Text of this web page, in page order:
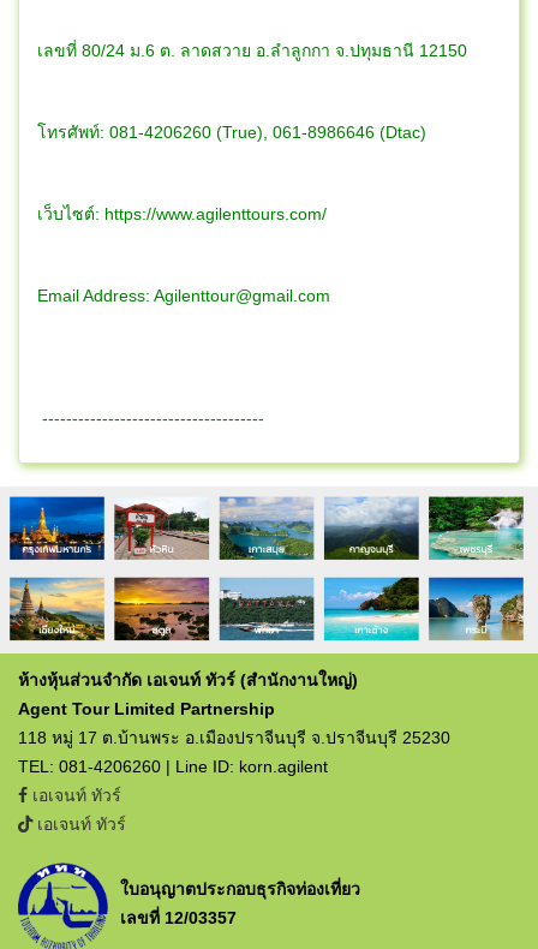
เลขที่ 80/24 ม.6 ต. ลาดสวาย อ.ลำลูกกา จ.ปทุมธานี 12150
โทรศัพท์: 081-4206260 (True), 061-8986646 (Dtac)
เว็บไซต์: https://www.agilenttours.com/
Email Address: Agilenttour@gmail.com
-------------------------------------
ห้างหุ้นส่วนจำกัด เอเจนท์ ทัวร์ (สำนักงานใหญ่)
Agent Tour Limited Partnership
118 หมู่ 17 ต.บ้านพระ อ.เมืองปราจีนบุรี จ.ปราจีนบุรี 25230
TEL: 081-4206260 | Line ID: korn.agilent
เอเจนท์ ทัวร์
เอเจนท์ ทัวร์
ใบอนุญาตประกอบธุรกิจท่องเที่ยว
เลขที่ 12/03357